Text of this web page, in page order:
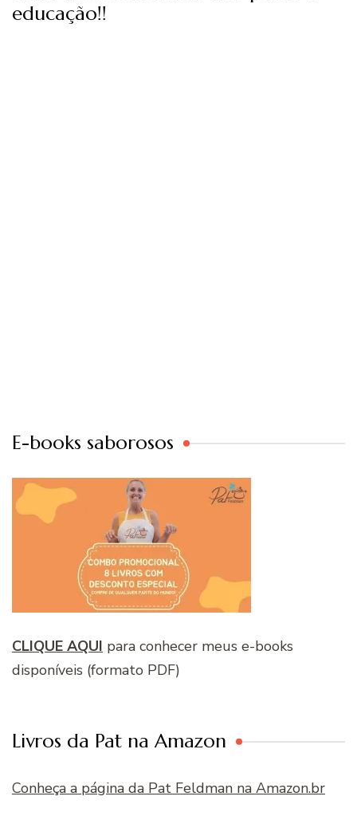
educação!!
E-books saborosos
CLIQUE AQUI para conhecer meus e-books
disponíveis (formato PDF)
Livros da Pat na Amazon
Conheça a página da Pat Feldman na Amazon.br